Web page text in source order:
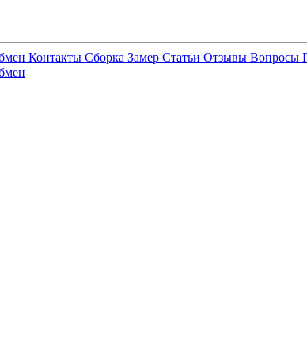
Контакты Сборка Замер Статьи Отзывы Вопросы